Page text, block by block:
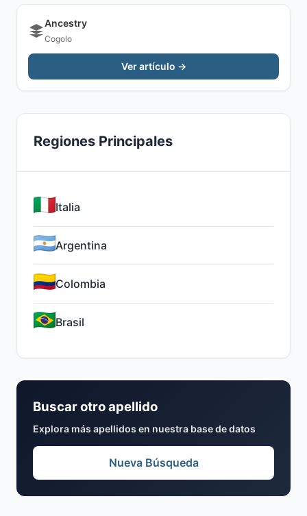
Ancestry
Cogolo
Ver artículo →
Regiones Principales
Italia
Argentina
Colombia
Brasil
Buscar otro apellido
Explora más apellidos en nuestra base de datos
Nueva Búsqueda